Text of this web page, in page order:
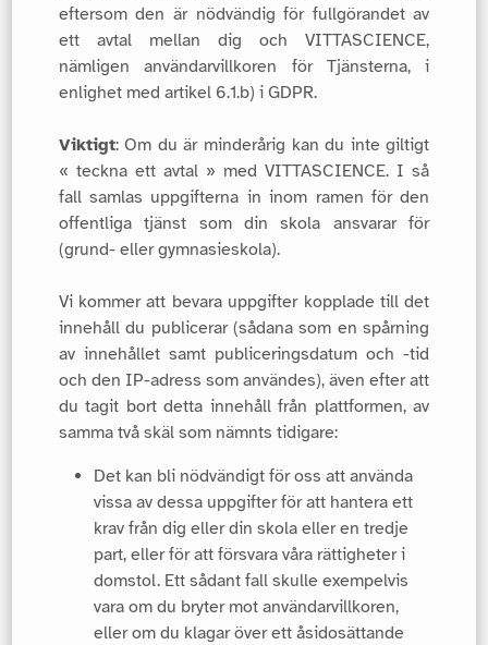
eftersom den är nödvändig för fullgörandet av
ett avtal mellan dig och VITTASCIENCE,
nämligen användarvillkoren för Tjänsterna, i
enlighet med artikel 6.1.b) i GDPR.
Viktigt: Om du är minderårig kan du inte giltigt
« teckna ett avtal » med VITTASCIENCE. I så
fall samlas uppgifterna in inom ramen för den
offentliga tjänst som din skola ansvarar för
(grund- eller gymnasieskola).
Vi kommer att bevara uppgifter kopplade till det
innehåll du publicerar (sådana som en spårning
av innehållet samt publiceringsdatum och -tid
och den IP-adress som användes), även efter att
du tagit bort detta innehåll från plattformen, av
samma två skäl som nämnts tidigare:
Det kan bli nödvändigt för oss att använda
vissa av dessa uppgifter för att hantera ett
krav från dig eller din skola eller en tredje
part, eller för att försvara våra rättigheter i
domstol. Ett sådant fall skulle exempelvis
vara om du bryter mot användarvillkoren,
eller om du klagar över ett åsidosättande